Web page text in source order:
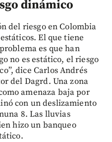
dinámico
del riesgo en Colombia
El que tiene
es que han
no es estático, el riesgo
dice Carlos Andrés
del Dagrd. Una zona
amenaza baja por
con un deslizamiento
8. Las lluvias
hizo un banqueo